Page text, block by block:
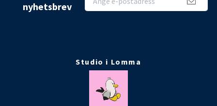
nyhetsbrev
Studio i Lomma